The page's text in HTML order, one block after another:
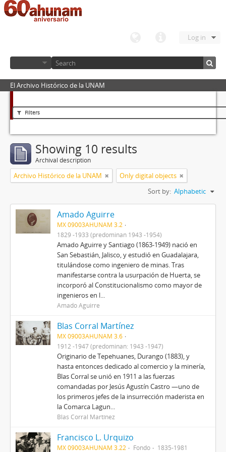
Log in
El Archivo Histórico de la UNAM
Filters
Showing 10 results
Archival description
Archivo Histórico de la UNAM
Only digital objects
Sort by: Alphabetic
Amado Aguirre
MX 09003AHUNAM 3.2
1829 -1933 (predominan 1943 -1954)
Amado Aguirre y Santiago (1863-1949) nació en
San Sebastián, Jalisco, y estudió en Guadalajara,
titulándose como ingeniero de minas. Tras
manifestarse contra la usurpación de Huerta, se
incorporó al Constitucionalismo como mayor de
ingenieros en l...
Amado Aguirre
Blas Corral Martínez
MX 09003AHUNAM 3.6
1912 -1947 (predominan: 1943 -1947)
Originario de Tepehuanes, Durango (1883), y
hasta entonces dedicado al comercio y la minería,
Blas Corral se unió en 1911 a las fuerzas
comandadas por Jesús Agustín Castro —uno de
los primeros jefes de la insurrección maderista en
la Comarca Lagun...
Blas Corral Martínez
Francisco L. Urquizo
MX 09003AHUNAM 3.22 Fondo 1835-1981